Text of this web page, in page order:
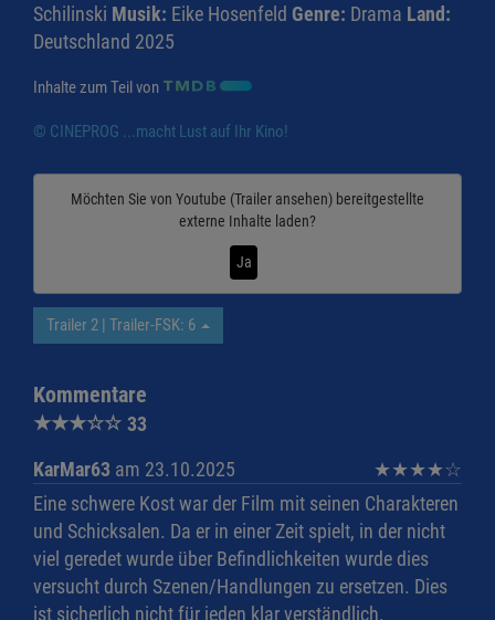
Schilinski Musik: Eike Hosenfeld Genre: Drama Land:
Deutschland 2025
Inhalte zum Teil von
© CINEPROG ...macht Lust auf Ihr Kino!
Möchten Sie von Youtube (Trailer ansehen) bereitgestellte
externe Inhalte laden?
Ja
Trailer 2 | Trailer-FSK: 6
Kommentare
★★★☆☆ 33
KarMar63 am 23.10.2025 ★★★★☆
Eine schwere Kost war der Film mit seinen Charakteren
und Schicksalen. Da er in einer Zeit spielt, in der nicht
viel geredet wurde über Befindlichkeiten wurde dies
versucht durch Szenen/Handlungen zu ersetzen. Dies
ist sicherlich nicht für jeden klar verständlich.